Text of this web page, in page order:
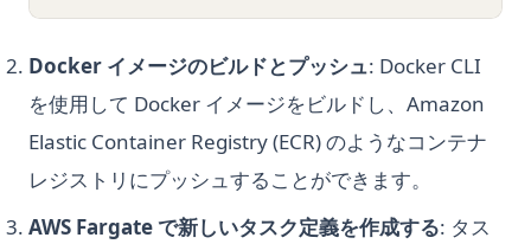
Docker イメージのビルドとプッシュ: Docker CLI
を使用して Docker イメージをビルドし、Amazon
Elastic Container Registry (ECR) のようなコンテナ
レジストリにプッシュすることができます。
AWS Fargate で新しいタスク定義を作成する: タス